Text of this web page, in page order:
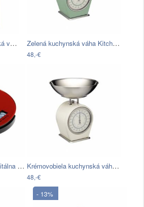
Zelená digitálna kuchynská váha WMF Zelená kuchynská váha Kitchen Craft…
48,-€
Červená kuchynská digitálna váha… Krémovobiela kuchynská váha Kitchen…
48,-€
- 13%